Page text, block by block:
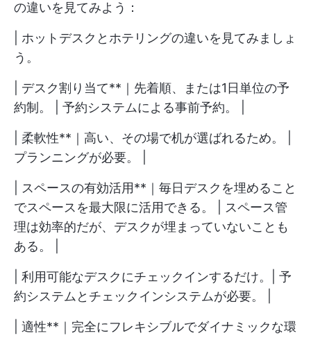
の違いを見てみよう：
| ホットデスクとホテリングの違いを見てみましょ
う。
| デスク割り当て**｜先着順、または1日単位の予
約制。 | 予約システムによる事前予約。 |
| 柔軟性**｜高い、その場で机が選ばれるため。 |
プランニングが必要。 |
| スペースの有効活用**｜毎日デスクを埋めること
でスペースを最大限に活用できる。 | スペース管
理は効率的だが、デスクが埋まっていないことも
ある。 |
| 利用可能なデスクにチェックインするだけ。| 予
約システムとチェックインシステムが必要。 |
| 適性**｜完全にフレキシブルでダイナミックな環